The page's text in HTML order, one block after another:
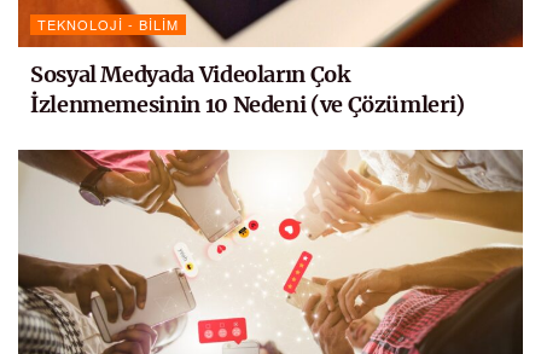
TEKNOLOJI - BILIM
Sosyal Medyada Videoların Çok
İzlenmemesinin 10 Nedeni (ve Çözümleri)